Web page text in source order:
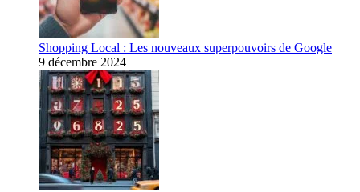
Shopping Local : Les nouveaux superpouvoirs de Google
9 décembre 2024